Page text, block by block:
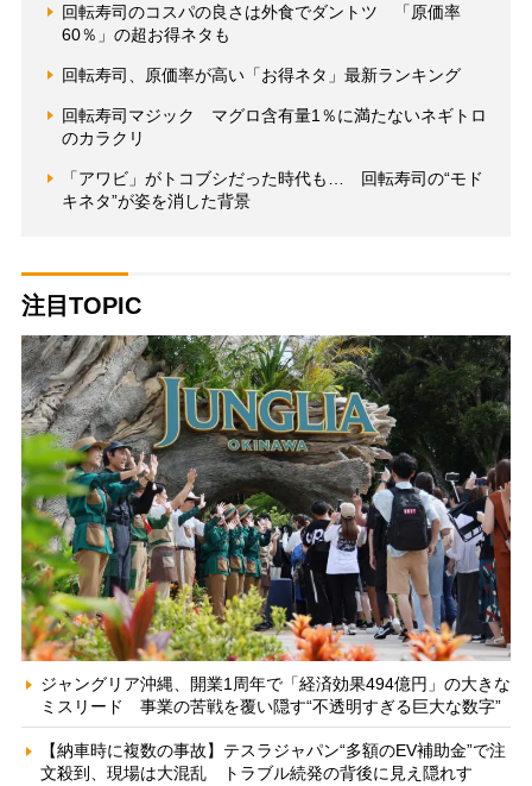
回転寿司のコスパの良さは外食でダントツ 「原価率
60％」の超お得ネタも
回転寿司、原価率が高い「お得ネタ」最新ランキング
回転寿司マジック マグロ含有量1％に満たないネギトロ
のカラクリ
「アワビ」がトコブシだった時代も… 回転寿司の“モド
キネタ”が姿を消した背景
注目TOPIC
ジャングリア沖縄、開業1周年で「経済効果494億円」の大きな
ミスリード 事業の苦戦を覆い隠す“不透明すぎる巨大な数字”
【納車時に複数の事故】テスラジャパン“多額のEV補助金”で注
文殺到、現場は大混乱 トラブル続発の背後に見え隠れす